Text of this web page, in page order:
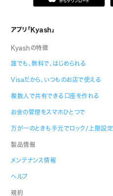
アプリ「Kyash」
Kyashの特徴
誰でも、無料で、はじめられる
Visaだから、いつものお店で使える
複数人で共有できる口座を作れる
お金の管理をスマホひとつで
万が一のときも手元でロック/上限設定
製品情報
メンテナンス情報
ヘルプ
規約